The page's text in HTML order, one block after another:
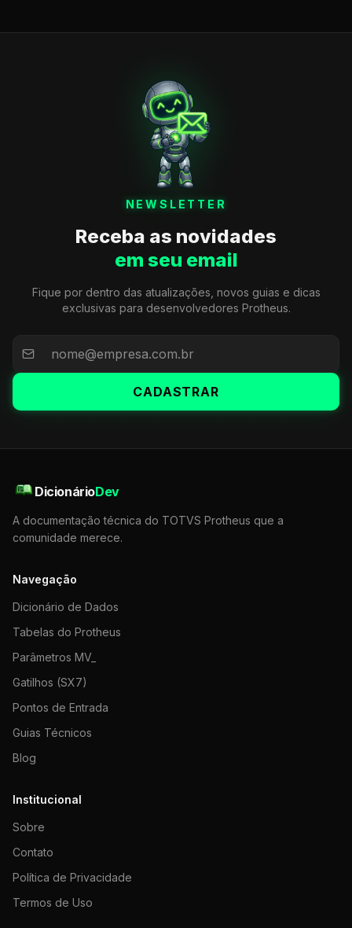
NEWSLETTER
Receba as novidades
em seu email
Fique por dentro das atualizações, novos guias e dicas
exclusivas para desenvolvedores Protheus.
CADASTRAR
DicionárioDev
A documentação técnica do TOTVS Protheus que a
comunidade merece.
Navegação
Dicionário de Dados
Tabelas do Protheus
Parâmetros MV_
Gatilhos (SX7)
Pontos de Entrada
Guias Técnicos
Blog
Institucional
Sobre
Contato
Política de Privacidade
Termos de Uso